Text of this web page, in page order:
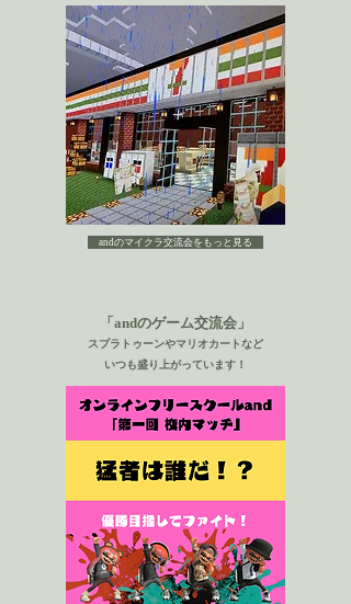
andのマイクラ交流会をもっと見る
「andのゲーム交流会」
​スプラトゥーンやマリオカートなど
​いつも盛り上がっています！